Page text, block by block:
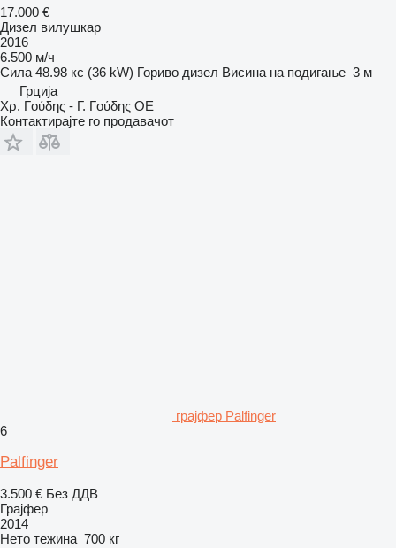
17.000 €
Дизел вилушкар
2016
6.500 м/ч
Сила 48.98 кс (36 kW) Гориво дизел Висина на подигање 3 м
Грција
Χρ. Γούδης - Γ. Γούδης ΟΕ
Контактирајте го продавачот
грајфер Palfinger
6
Palfinger
3.500 € Без ДДВ
Грајфер
2014
Нето тежина 700 кг